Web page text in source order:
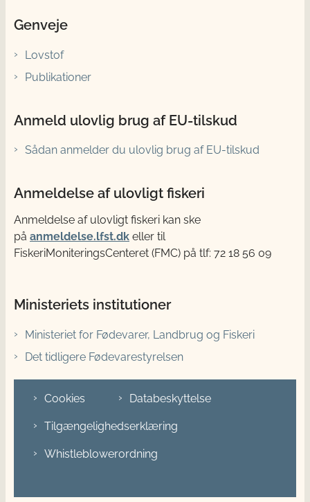
Genveje
Lovstof
Publikationer
Anmeld ulovlig brug af EU-tilskud
Sådan anmelder du ulovlig brug af EU-tilskud
Anmeldelse af ulovligt fiskeri
Anmeldelse af ulovligt fiskeri kan ske
på anmeldelse.lfst.dk eller til
FiskeriMoniteringsCenteret (FMC) på tlf: 72 18 56 09
Ministeriets institutioner
Ministeriet for Fødevarer, Landbrug og Fiskeri
Det tidligere Fødevarestyrelsen
Cookies Databeskyttelse
Tilgængelighedserklæring
Whistleblowerordning